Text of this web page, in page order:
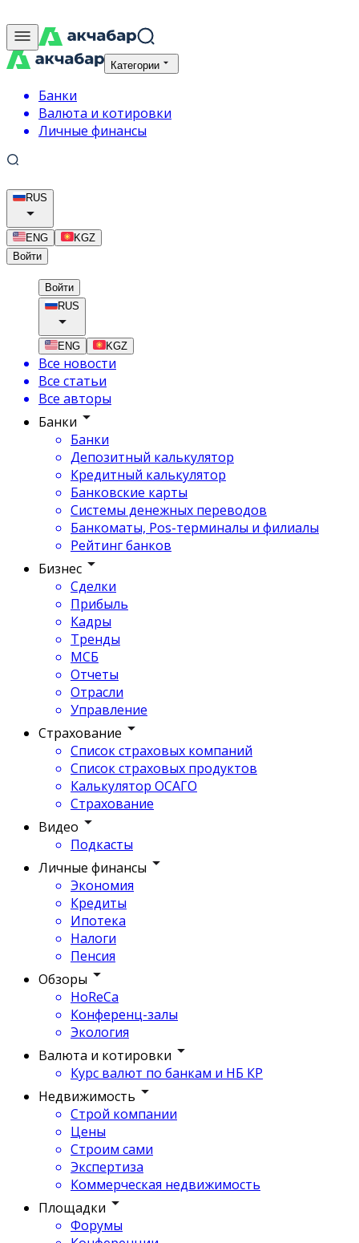
Категории
Банки
Валюта и котировки
Личные финансы
RUS
ENG
KGZ
Войти
Войти
RUS
ENG KGZ
Все новости
Все статьи
Все авторы
Банки
Банки
Депозитный калькулятор
Кредитный калькулятор
Банковские карты
Системы денежных переводов
Банкоматы, Pos-терминалы и филиалы
Рейтинг банков
Бизнес
Сделки
Прибыль
Кадры
Тренды
МСБ
Отчеты
Отрасли
Управление
Страхование
Список страховых компаний
Список страховых продуктов
Калькулятор ОСАГО
Страхование
Видео
Подкасты
Личные финансы
Экономия
Кредиты
Ипотека
Налоги
Пенсия
Обзоры
HoReCa
Конференц-залы
Экология
Валюта и котировки
Курс валют по банкам и НБ КР
Недвижимость
Строй компании
Цены
Строим сами
Экспертиза
Коммерческая недвижимость
Площадки
Форумы